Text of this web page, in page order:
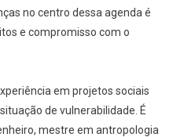
no centro dessa agenda é
e compromisso com o
em projetos sociais
de vulnerabilidade. É
mestre em antropologia